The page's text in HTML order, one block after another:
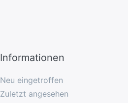
Informationen
Neu eingetroffen
Zuletzt angesehen